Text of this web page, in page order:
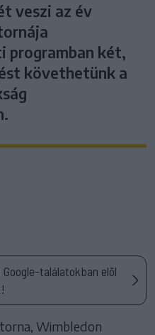
veszi az év
programban két,
követhetünk a
találatokban elöl
Wimbledon